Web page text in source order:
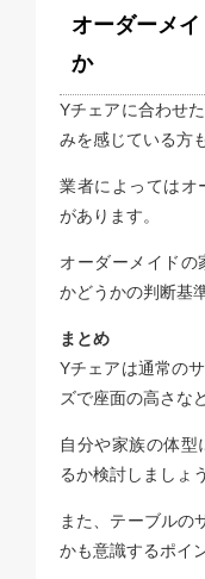
オーダーメ
か
Yチェアに合わせ
みを感じている方
業者によってはオ
があります。
オーダーメイドの
かどうかの判断基準
まとめ
Yチェアは通常の
ズで座面の高さな
自分や家族の体
るか検討しましょう
また、テーブルの
かも意識するポイ